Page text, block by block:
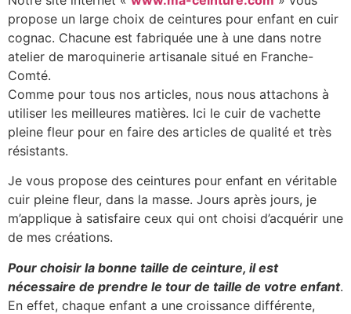
propose un large choix de ceintures pour enfant en cuir
cognac. Chacune est fabriquée une à une dans notre
atelier de maroquinerie artisanale situé en Franche-
Comté.
Comme pour tous nos articles, nous nous attachons à
utiliser les meilleures matières. Ici le cuir de vachette
pleine fleur pour en faire des articles de qualité et très
résistants.
Je vous propose des ceintures pour enfant en véritable
cuir pleine fleur, dans la masse. Jours après jours, je
m’applique à satisfaire ceux qui ont choisi d’acquérir une
de mes créations.
Pour choisir la bonne taille de ceinture, il est
nécessaire de prendre le tour de taille de votre enfant.
En effet, chaque enfant a une croissance différente,